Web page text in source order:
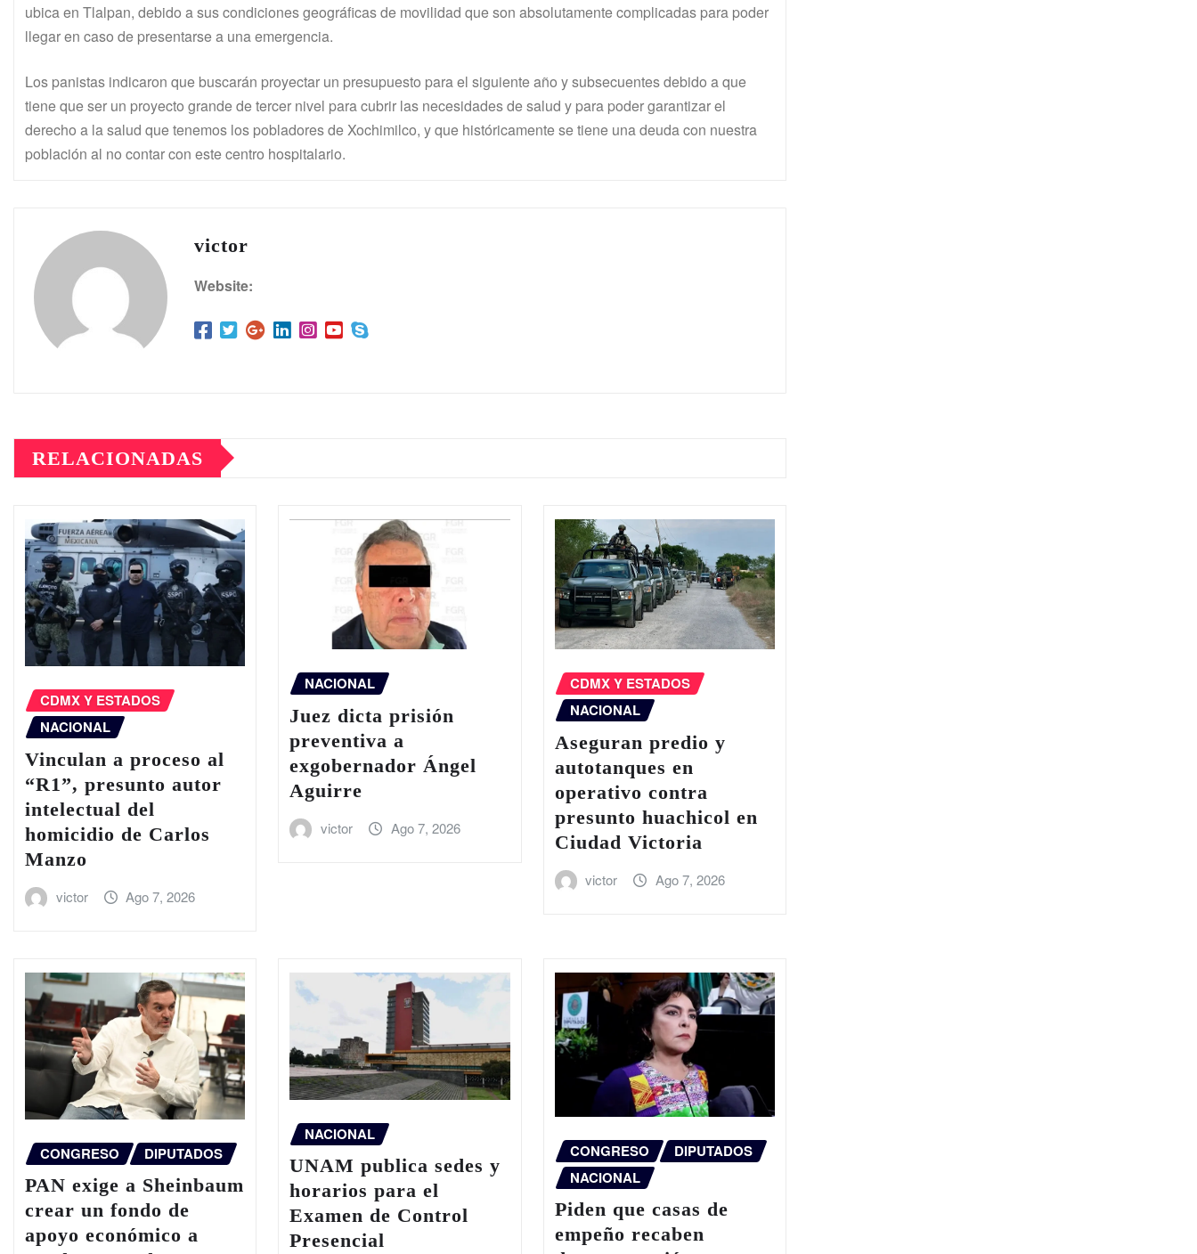
ubica en Tlalpan, debido a sus condiciones geográficas de movilidad que son absolutamente complicadas para poder
llegar en caso de presentarse a una emergencia.
Los panistas indicaron que buscarán proyectar un presupuesto para el siguiente año y subsecuentes debido a que
tiene que ser un proyecto grande de tercer nivel para cubrir las necesidades de salud y para poder garantizar el
derecho a la salud que tenemos los pobladores de Xochimilco, y que históricamente se tiene una deuda con nuestra
población al no contar con este centro hospitalario.
victor
Website:
RELACIONADAS
CDMX Y ESTADOS
NACIONAL
Vinculan a proceso al
“R1”, presunto autor
intelectual del
homicidio de Carlos
Manzo
victor Ago 7, 2026
NACIONAL
Juez dicta prisión
preventiva a
exgobernador Ángel
Aguirre
victor Ago 7, 2026
CDMX Y ESTADOS
NACIONAL
Aseguran predio y
autotanques en
operativo contra
presunto huachicol en
Ciudad Victoria
victor Ago 7, 2026
CONGRESO DIPUTADOS
PAN exige a Sheinbaum
crear un fondo de
apoyo económico a
NACIONAL
UNAM publica sedes y
horarios para el
Examen de Control
Presencial
CONGRESO
DIPUTADOS
NACIONAL
Piden que casas de
empeño recaben